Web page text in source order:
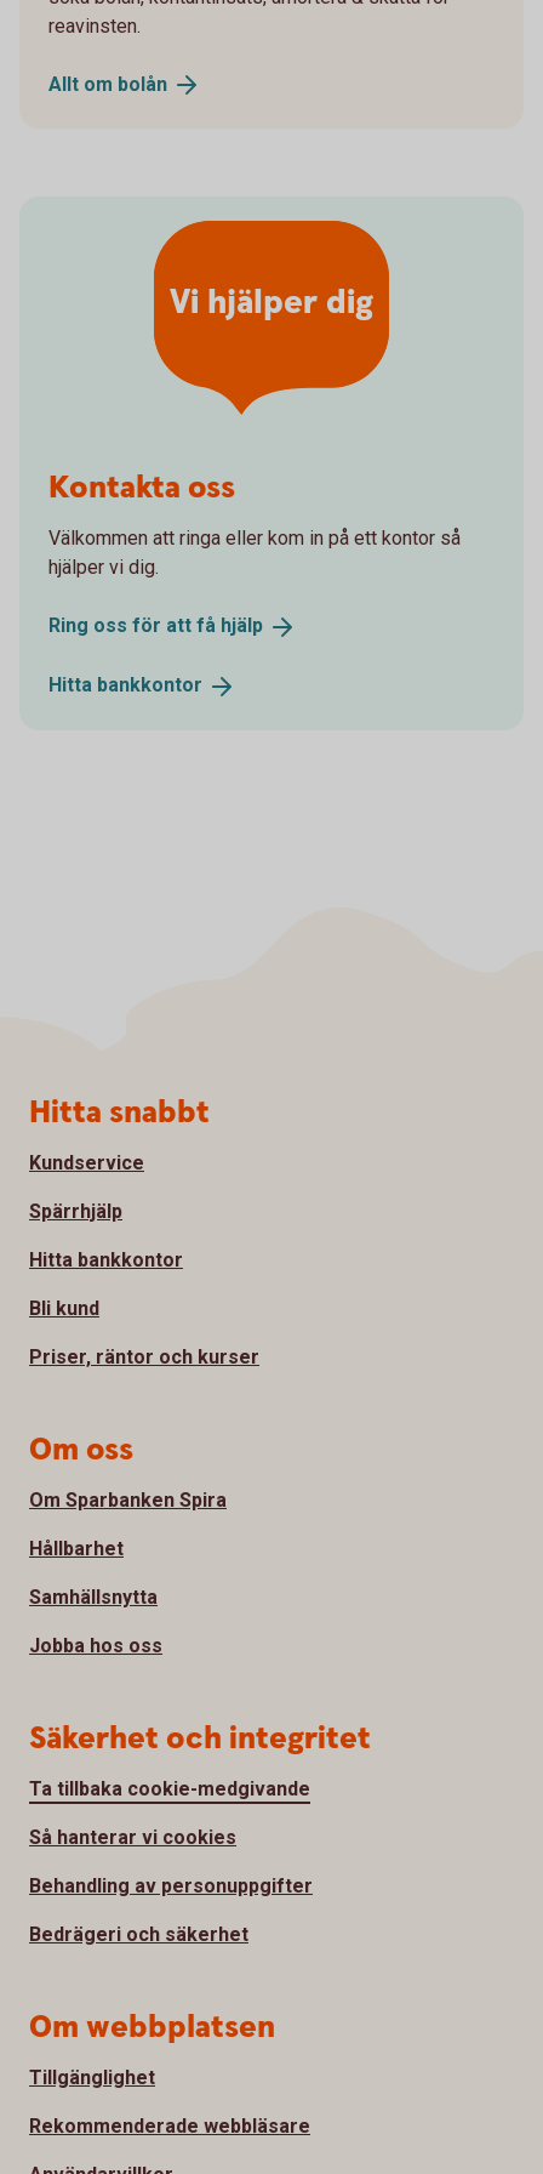
reavinsten.
Allt om bolån
Vi hjälper dig
Kontakta oss
Välkommen att ringa eller kom in på ett kontor så
hjälper vi dig.
Ring oss för att få hjälp
Hitta bankkontor
Sidfot
Hitta snabbt
Kundservice
Spärrhjälp
Hitta bankkontor
Bli kund
Priser, räntor och kurser
Om oss
Om Sparbanken Spira
Hållbarhet
Samhällsnytta
Jobba hos oss
Säkerhet och integritet
Ta tillbaka cookie-medgivande
Så hanterar vi cookies
Behandling av personuppgifter
Bedrägeri och säkerhet
Om webbplatsen
Tillgänglighet
Rekommenderade webbläsare